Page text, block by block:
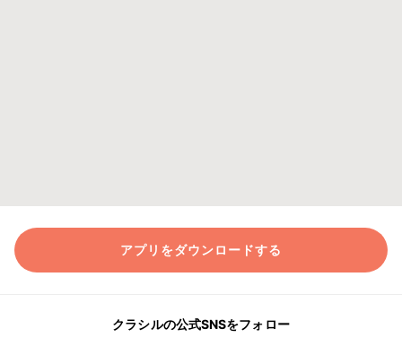
アプリをダウンロードする
クラシルの公式SNSをフォロー